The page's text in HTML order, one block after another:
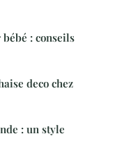
: conseils
deco chez
: un style